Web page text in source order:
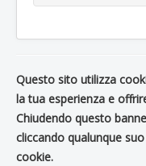
Questo sito utilizza
la tua esperienza e
Chiudendo questo
cliccando qualunque
cookie.